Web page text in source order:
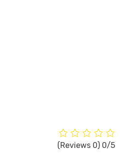
0/5
(0 Reviews)